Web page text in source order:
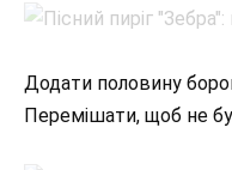
Додати половину
Перемішати, щоб не